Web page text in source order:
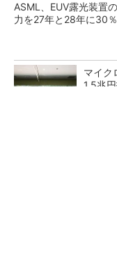
ASML、EUV露光装置
力を27年と28年に30
マイク
1.5兆